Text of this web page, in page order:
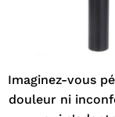
Imaginez-vous
douleur ni